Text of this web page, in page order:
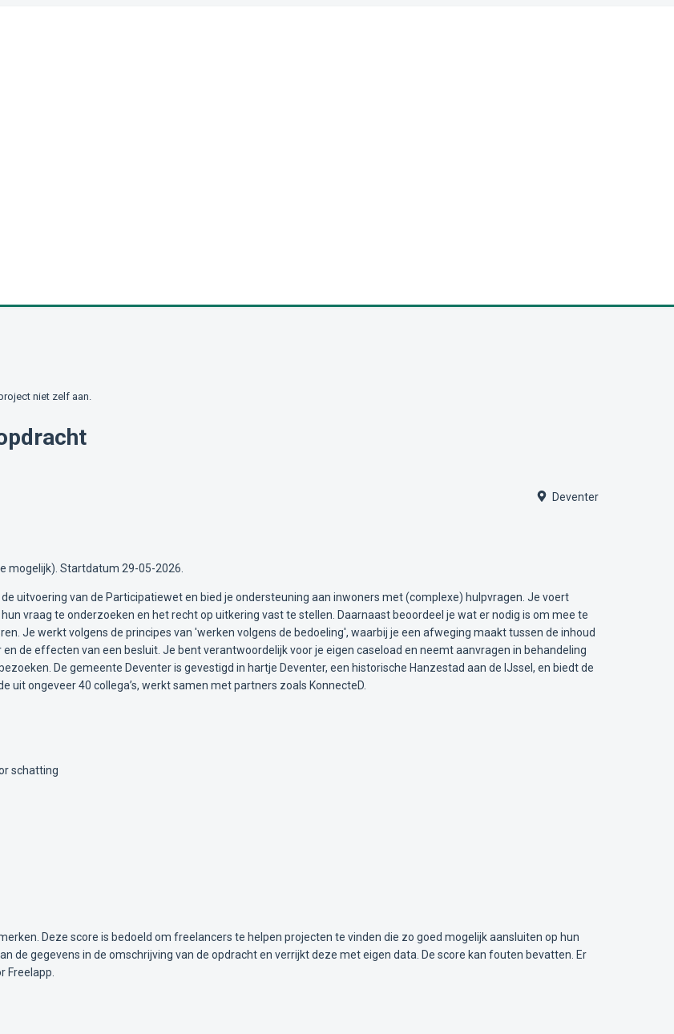
niet zelf aan.
Deventer
mogelijk). Startdatum 29-05-2026.
uitvoering van de Participatiewet en bied je ondersteuning aan inwoners met (complexe) hulpvragen. Je voert
vraag te onderzoeken en het recht op uitkering vast te stellen. Daarnaast beoordeel je wat er nodig is om mee te
Je werkt volgens de principes van 'werken volgens de bedoeling', waarbij je een afweging maakt tussen de inhoud
de effecten van een besluit. Je bent verantwoordelijk voor je eigen caseload en neemt aanvragen in behandeling
De gemeente Deventer is gevestigd in hartje Deventer, een historische Hanzestad aan de IJssel, en biedt de
ongeveer 40 collega’s, werkt samen met partners zoals KonnecteD.
schatting
Deze score is bedoeld om freelancers te helpen projecten te vinden die zo goed mogelijk aansluiten op hun
de gegevens in de omschrijving van de opdracht en verrijkt deze met eigen data. De score kan fouten bevatten. Er
Freelapp.